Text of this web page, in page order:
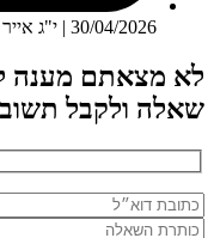
30/04/2026 | י"ג אייר התשפ"ו
לא מצאתם מענה
שאלה ולקבל